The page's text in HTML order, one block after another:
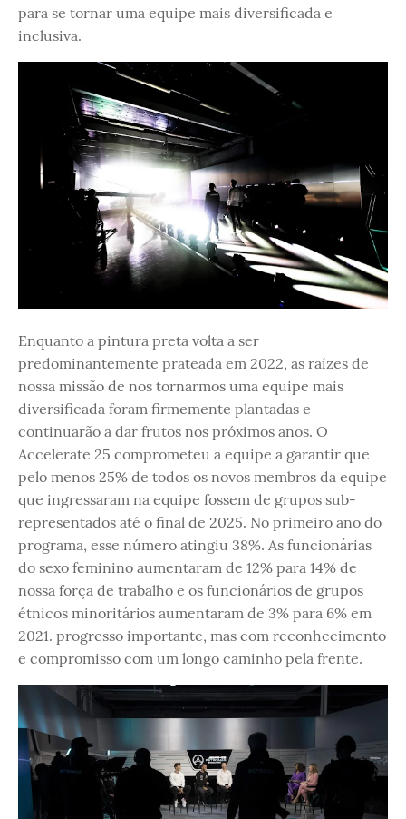
para se tornar uma equipe mais diversificada e
inclusiva.
Enquanto a pintura preta volta a ser
predominantemente prateada em 2022, as raízes de
nossa missão de nos tornarmos uma equipe mais
diversificada foram firmemente plantadas e
continuarão a dar frutos nos próximos anos. O
Accelerate 25 comprometeu a equipe a garantir que
pelo menos 25% de todos os novos membros da equipe
que ingressaram na equipe fossem de grupos sub-
representados até o final de 2025. No primeiro ano do
programa, esse número atingiu 38%. As funcionárias
do sexo feminino aumentaram de 12% para 14% de
nossa força de trabalho e os funcionários de grupos
étnicos minoritários aumentaram de 3% para 6% em
2021. progresso importante, mas com reconhecimento
e compromisso com um longo caminho pela frente.